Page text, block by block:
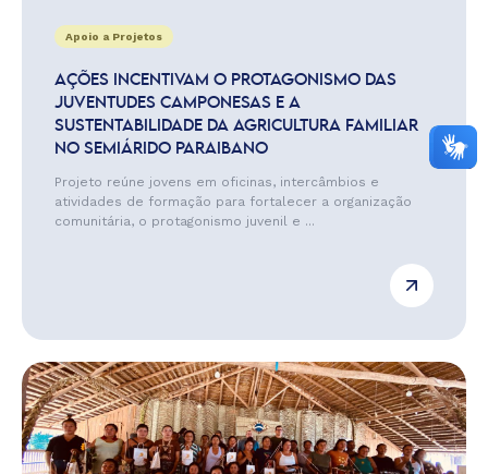
Apoio a Projetos
AÇÕES INCENTIVAM O PROTAGONISMO DAS
JUVENTUDES CAMPONESAS E A
SUSTENTABILIDADE DA AGRICULTURA FAMILIAR
NO SEMIÁRIDO PARAIBANO
Projeto reúne jovens em oficinas, intercâmbios e
atividades de formação para fortalecer a organização
comunitária, o protagonismo juvenil e ...